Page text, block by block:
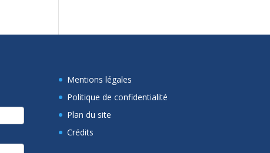
Mentions légales
Politique de confidentialité
Plan du site
Crédits